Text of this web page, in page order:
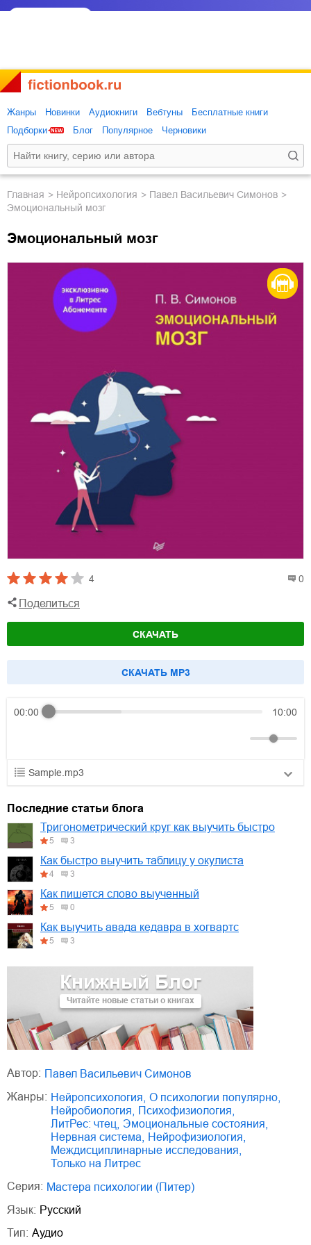
Жанры Новинки Аудиокниги Вебтуны
Бесплатные книги
Подборки
Блог Популярное Черновики
Главная нейропсихология
Павел Васильевич Симонов
Эмоциональный мозг
Эмоциональный мозг
4 0
Поделиться
СКАЧАТЬ
CКАЧАТЬ MP3
00:00 10:00
Sample.mp3
02.mp3
03.mp3
Книжный Блог
Читайте новые статьи о книгах
Последние статьи блога
Тригонометрический круг как выучить быстро
5 3
Как быстро выучить таблицу у окулиста
4 3
Как пишется слово выученный
5 0
Как выучить авада кедавра в хогвартс
5 3
Автор:
Павел Васильевич Симонов
Жанры:
нейропсихология о психологии популярно
нейробиология
психофизиология
ЛитРес: чтец
эмоциональные состояния
нервная система
нейрофизиология
междисциплинарные исследования
только на Литрес
Серия:
Мастера психологии (Питер)
Язык: Русский
Тип: Аудио